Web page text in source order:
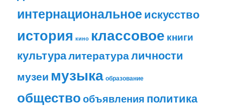
интернациональноеискусство
история кино классовое книги
культуралитератураличности
музеи музыка образование
обществообъявления политика